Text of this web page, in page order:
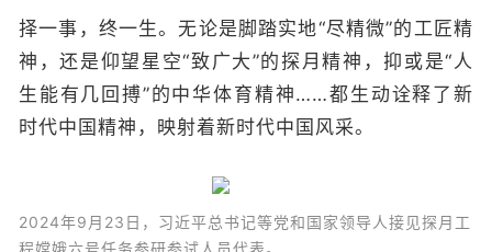
择一事，终一生。无论是脚踏实地“尽精微”的工匠精
神，还是仰望星空“致广大”的探月精神，抑或是“人
生能有几回搏”的中华体育精神……都生动诠释了新
时代中国精神，映射着新时代中国风采。
2024年9月23日，习近平总书记等党和国家领导人接见探月工
程嫦娥六号任务参研参试人员代表。